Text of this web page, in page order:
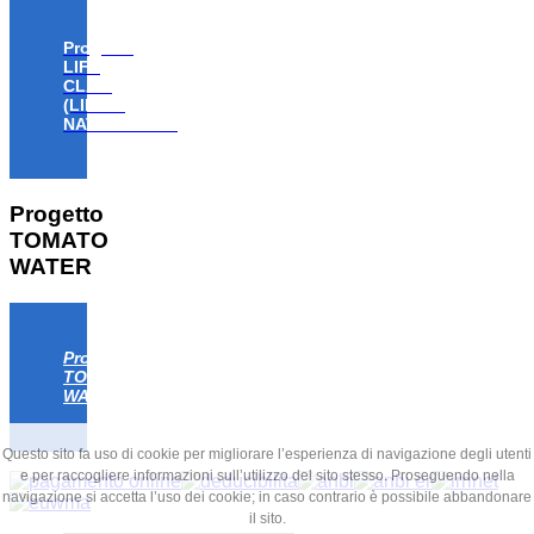
Progetto
LIFE
CLAW
(LIFE18
NAT/IT/000806)
Progetto
TOMATO
WATER
Progetto
TOMATO
WATER
Questo sito fa uso di cookie per migliorare l’esperienza di navigazione degli utenti
e per raccogliere informazioni sull’utilizzo del sito stesso. Proseguendo nella
navigazione si accetta l’uso dei cookie; in caso contrario è possibile abbandonare
il sito.